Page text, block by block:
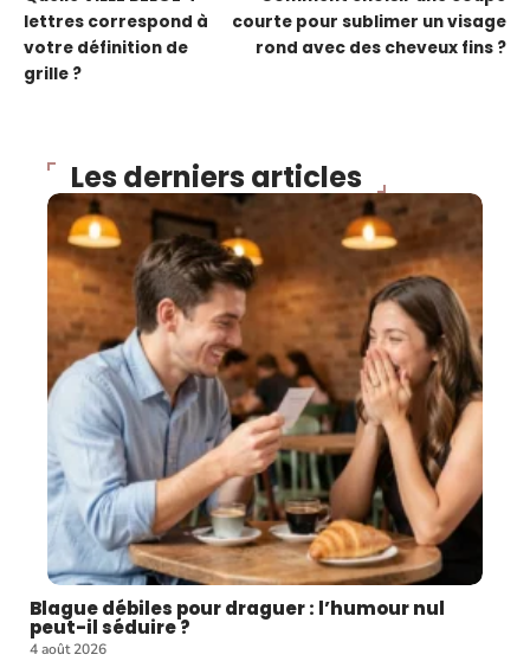
lettres correspond à
votre définition de
grille ?
courte pour sublimer un visage
rond avec des cheveux fins ?
Les derniers articles
Blague débiles pour draguer : l’humour nul
peut-il séduire ?
4 août 2026